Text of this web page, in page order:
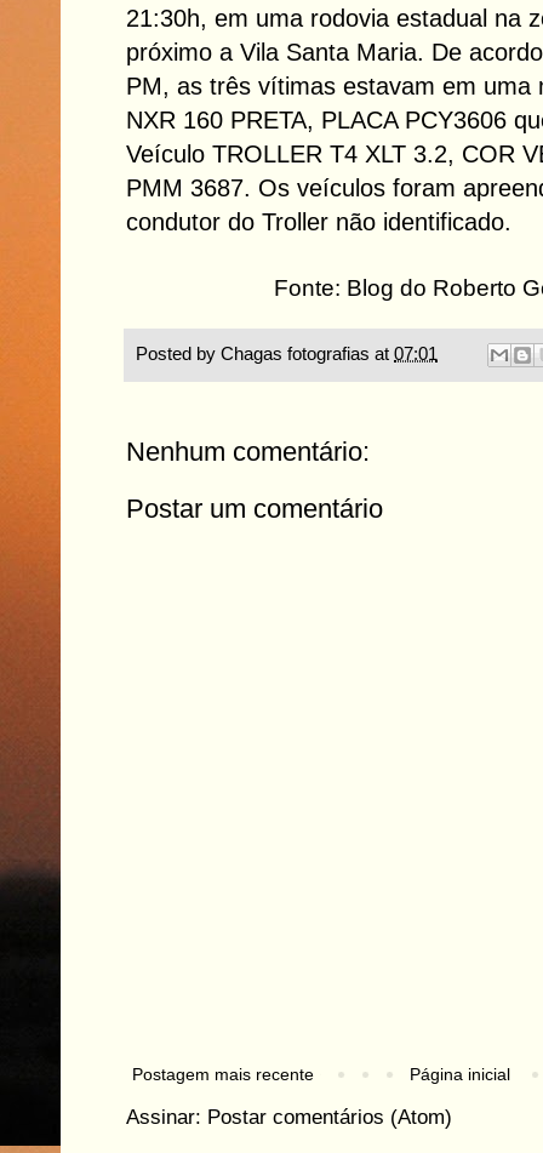
21:30h, em uma rodovia estadual na
próximo a Vila Santa Maria. De
PM, as três vítimas estavam em uma
NXR 160 PRETA, PLACA PCY3606
Veículo TROLLER T4 XLT 3.2, COR
PMM 3687. Os veículos foram
condutor do Troller não identificado.
Fonte: Blog do Roberto
Posted by Chagas fotografias at 07:01
Nenhum comentário:
Postar um comentário
Postagem mais recente Página inicial
Assinar: Postar comentários (Atom)